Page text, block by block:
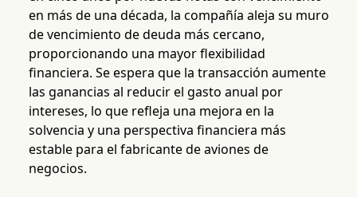
en más de una década, la compañía aleja su muro
de vencimiento de deuda más cercano,
proporcionando una mayor flexibilidad
financiera. Se espera que la transacción aumente
las ganancias al reducir el gasto anual por
intereses, lo que refleja una mejora en la
solvencia y una perspectiva financiera más
estable para el fabricante de aviones de
negocios.